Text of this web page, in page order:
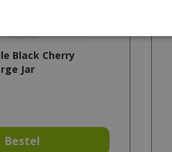
Black Cherry
Jar
Bestel